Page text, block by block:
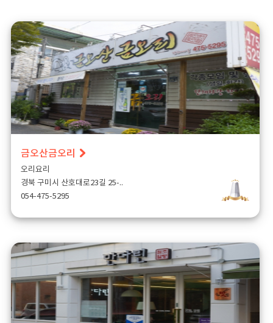
금오산금오리
오리요리
경북 구미시 산호대로23길 25-..
054-475-5295